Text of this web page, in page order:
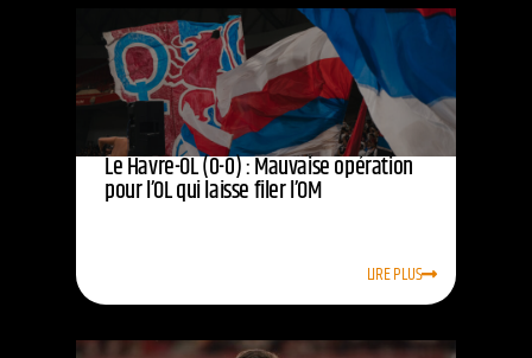
Le Havre-OL (0-0) : Mauvaise opération
pour l’OL qui laisse filer l’OM
LIRE PLUS